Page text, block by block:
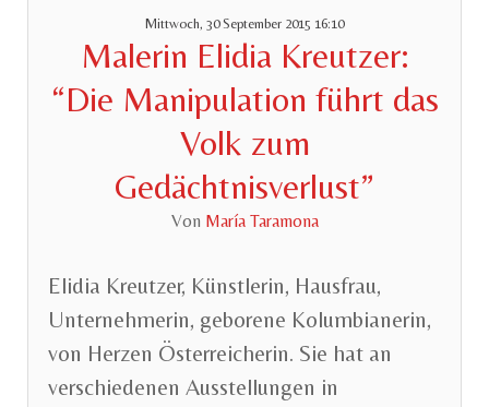
Mittwoch, 30 September 2015 16:10
Malerin Elidia Kreutzer:
“Die Manipulation führt das
Volk zum
Gedächtnisverlust”
Von María Taramona
Elidia Kreutzer, Künstlerin, Hausfrau,
Unternehmerin, geborene Kolumbianerin,
von Herzen Österreicherin. Sie hat an
verschiedenen Ausstellungen in